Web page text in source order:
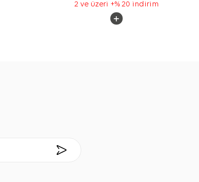
2 ve üzeri +% 20 indirim